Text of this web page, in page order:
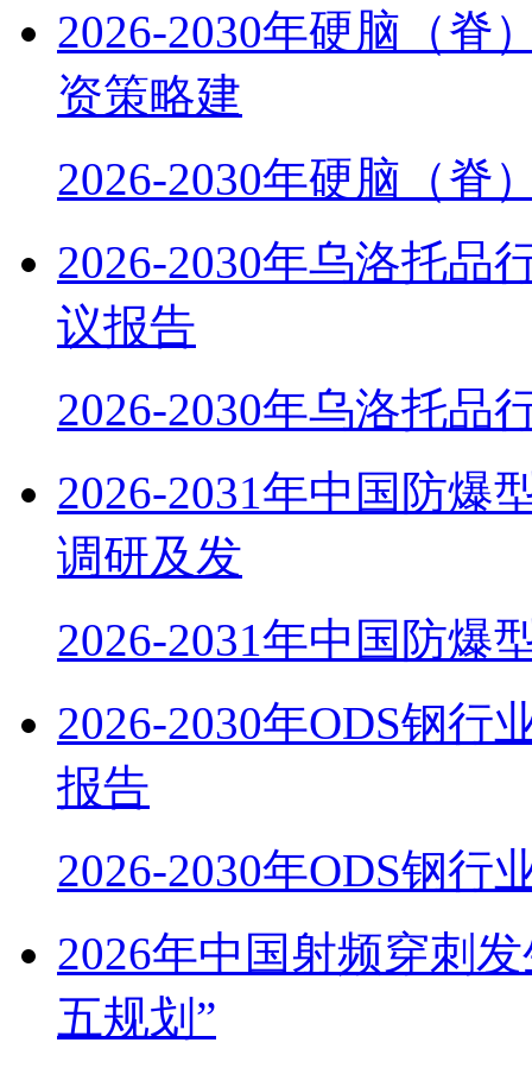
2026-2030年硬脑（脊
资策略建
2026-2030年硬脑（脊
2026-2030年乌洛托品
议报告
2026-2030年乌洛托品
2026-2031年中国防爆
调研及发
2026-2031年中国防爆
2026-2030年ODS钢行
报告
2026-2030年ODS钢行
2026年中国射频穿刺
五规划”